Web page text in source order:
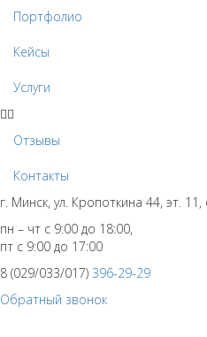
Портфолио
Кейсы
Услуги
Отзывы
Контакты
г. Минск, ул. Кропоткина 44, эт.
пн – чт с 9:00 до 18:00,
пт с 9:00 до 17:00
8 (029/033/017) 396-29-29
Обратный звонок